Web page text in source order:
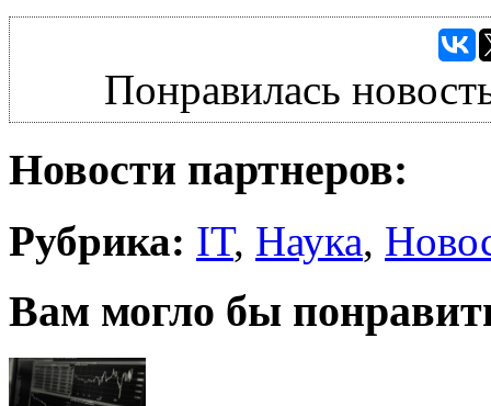
Понравилась
Новости партнеров:
Рубрика: IT, Наука,
Вам могло бы